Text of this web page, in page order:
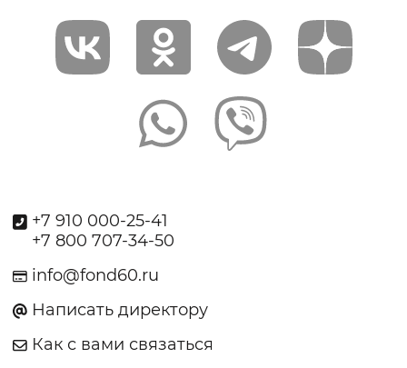
+7 910 000-25-41
+7 800 707-34-50
info@fond60.ru
Написать директору
Как с вами связаться